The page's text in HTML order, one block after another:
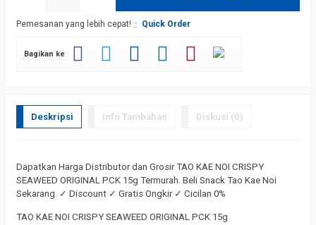
Pemesanan yang lebih cepat! Quick Order
Bagikan ke
Deskripsi Info Tambahan Diskusi (0)
Dapatkan Harga Distributor dan Grosir TAO KAE NOI CRISPY
SEAWEED ORIGINAL PCK 15g Termurah. Beli Snack Tao Kae Noi
Sekarang. ✓ Discount ✓ Gratis Ongkir ✓ Cicilan 0%
TAO KAE NOI CRISPY SEAWEED ORIGINAL PCK 15g